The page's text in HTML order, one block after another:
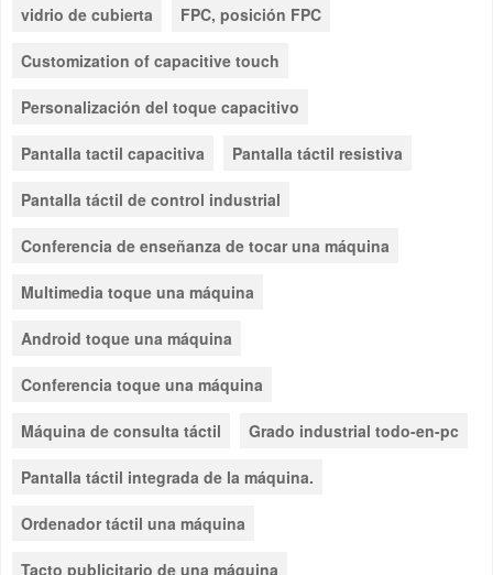
vidrio de cubierta FPC, posición FPC
Customization of capacitive touch
Personalización del toque capacitivo
Pantalla tactil capacitiva Pantalla táctil resistiva
Pantalla táctil de control industrial
Conferencia de enseñanza de tocar una máquina
Multimedia toque una máquina
Android toque una máquina
Conferencia toque una máquina
Máquina de consulta táctil Grado industrial todo-en-pc
Pantalla táctil integrada de la máquina.
Ordenador táctil una máquina
Tacto publicitario de una máquina